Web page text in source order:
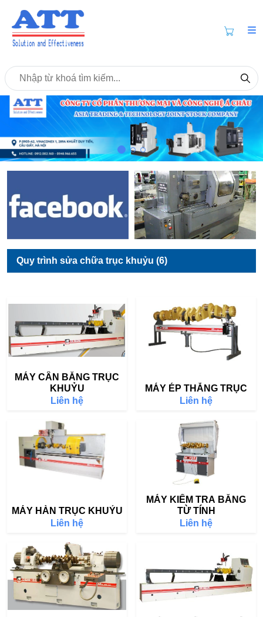
Quy trình sửa chữa trục khuỷu (6)
MÁY CÂN BẰNG TRỤC
KHUỶU
Liên hệ
MÁY ÉP THẲNG TRỤC
Liên hệ
MÁY HÀN TRỤC KHUỶU
Liên hệ
MÁY KIỂM TRA BẰNG
TỪ TÍNH
Liên hệ